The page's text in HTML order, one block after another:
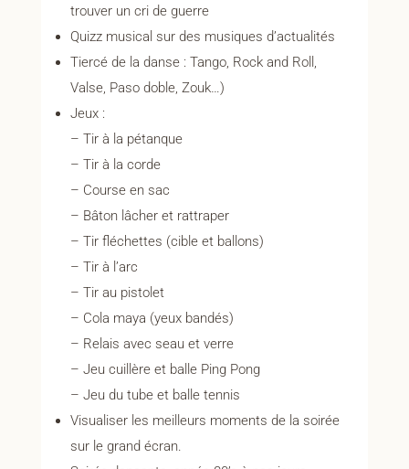
trouver un cri de guerre
Quizz musical sur des musiques d’actualités
Tiercé de la danse : Tango, Rock and Roll,
Valse, Paso doble, Zouk…)
Jeux :
– Tir à la pétanque
– Tir à la corde
– Course en sac
– Bâton lâcher et rattraper
– Tir fléchettes (cible et ballons)
– Tir à l’arc
– Tir au pistolet
– Cola maya (yeux bandés)
– Relais avec seau et verre
– Jeu cuillère et balle Ping Pong
– Jeu du tube et balle tennis
Visualiser les meilleurs moments de la soirée
sur le grand écran.